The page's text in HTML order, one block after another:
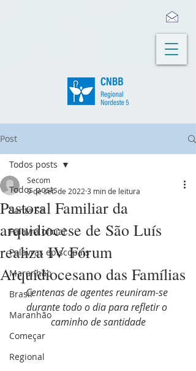
Post
Todos posts
Santa Sé
Palavra oficial
Palavras episcopais
Maranhão
Brasil
Maranhão
Começar
Regional
Todos posts
Pastoral Familiar da
arquidiocese de São Luís
realiza IV Fórum
Arquidiocesano das Famílias
Secom
9 de set. de 2022 3 min de leitura
Centenas de agentes reuniram-se
durante todo o dia para refletir o
caminho de santidade